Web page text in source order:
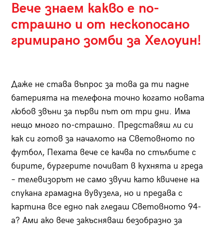
Вече знаем какво е по-
страшно и от нескопосано
гримирано зомби за Хелоуин!
Даже не става въпрос за това да ти падне
батерията на телефона точно когато новата
любов звъни за първи път от три дни. Има
нещо много по-страшно. Представяш ли си
как си готов за началото на Световното по
футбол, Пехата вече се качва по стълбите с
бирите, бургерите почиват в кухнята и греда
– телевизорът не само звучи като квичене на
спукана грамадна вувузела, но и предава с
картина все едно пак гледаш Световното 94-
а? Ами ако вече закъсняваш безобразно за